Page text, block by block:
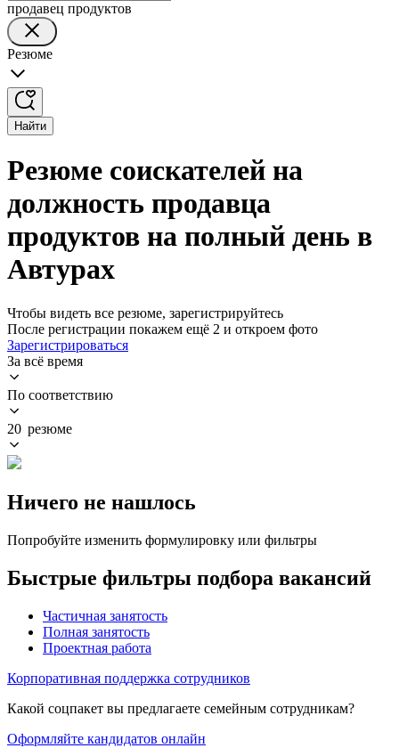
продавец продуктов
Резюме
Найти
Резюме соискателей на
должность продавца
продуктов на полный день в
Автурах
Чтобы видеть все резюме, зарегистрируйтесь
После регистрации покажем ещё 2 и откроем фото
Зарегистрироваться
За всё время
По соответствию
20 резюме
Ничего не нашлось
Попробуйте изменить формулировку или фильтры
Быстрые фильтры подбора вакансий
Частичная занятость
Полная занятость
Проектная работа
Корпоративная поддержка сотрудников
Какой соцпакет вы предлагаете семейным сотрудникам?
Оформляйте кандидатов онлайн